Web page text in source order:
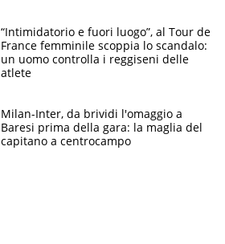
“Intimidatorio e fuori luogo”, al Tour de
France femminile scoppia lo scandalo:
un uomo controlla i reggiseni delle
atlete
Milan-Inter, da brividi l'omaggio a
Baresi prima della gara: la maglia del
capitano a centrocampo